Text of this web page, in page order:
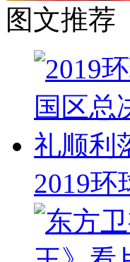
图文推荐
2019